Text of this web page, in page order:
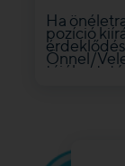
Ha
pozíció
Önnel/